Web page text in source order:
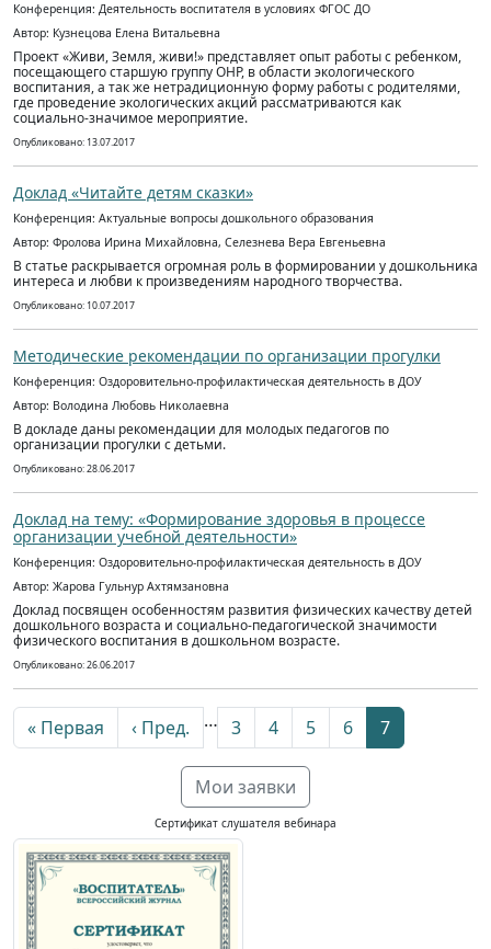
Конференция: Деятельность воспитателя в условиях ФГОС ДО
Автор: Кузнецова Елена Витальевна
Проект «Живи, Земля, живи!» представляет опыт работы с ребенком,
посещающего старшую группу ОНР, в области экологического
воспитания, а так же нетрадиционную форму работы с родителями,
где проведение экологических акций рассматриваются как
социально-значимое мероприятие.
Опубликовано: 13.07.2017
Доклад «Читайте детям сказки»
Конференция: Актуальные вопросы дошкольного образования
Автор: Фролова Ирина Михайловна, Селезнева Вера Евгеньевна
В статье раскрывается огромная роль в формировании у дошкольника
интереса и любви к произведениям народного творчества.
Опубликовано: 10.07.2017
Методические рекомендации по организации прогулки
Конференция: Оздоровительно-профилактическая деятельность в ДОУ
Автор: Володина Любовь Николаевна
В докладе даны рекомендации для молодых педагогов по
организации прогулки с детьми.
Опубликовано: 28.06.2017
Доклад на тему: «Формирование здоровья в процессе
организации учебной деятельности»
Конференция: Оздоровительно-профилактическая деятельность в ДОУ
Автор: Жарова Гульнур Ахтямзановна
Доклад посвящен особенностям развития физических качеству детей
дошкольного возраста и социально-педагогической значимости
физического воспитания в дошкольном возрасте.
Опубликовано: 26.06.2017
« Первая ‹ Пред. … 3 4 5 6 7
Мои заявки
Сертификат слушателя вебинара